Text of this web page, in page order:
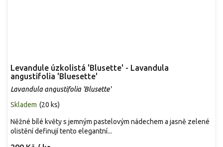
Levandule úzkolistá 'Blusette' - Lavandula
angustifolia 'Bluesette'
Lavandula angustifolia 'Blusette'
Skladem (20 ks)
Něžné bílé květy s jemným pastelovým nádechem a jasně zelené
olistění definují tento elegantní...